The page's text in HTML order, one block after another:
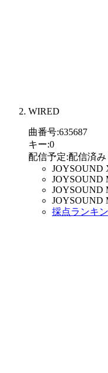
WIRED
曲番号:635687
キー:0
配信予定:配信済み
JOYSOUND
JOYSOUND
JOYSOUND
JOYSOUND
採点ランキ